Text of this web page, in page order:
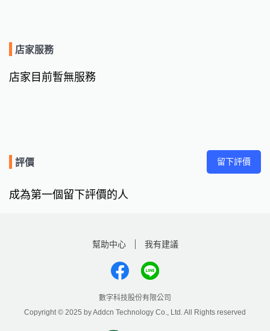
店家服務
店家目前暫無服務
評價 留下評價
成為第一個留下評價的人
幫助中心 我有建議
數字科技股份有限公司
Copyright © 2025 by Addcn Technology Co., Ltd. All Rights reserved